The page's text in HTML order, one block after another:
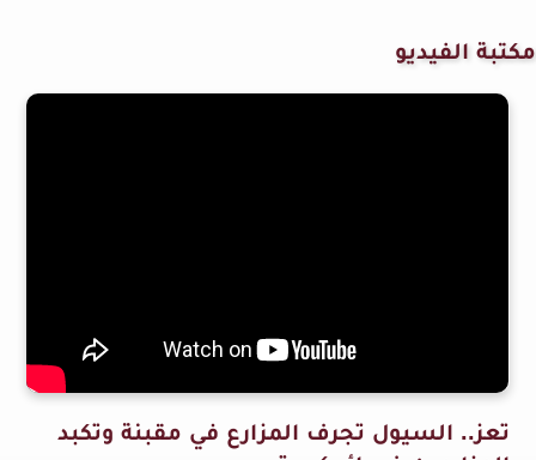
مكتبة الفيديو
تعز.. السيول تجرف المزارع في مقبنة وتكبد